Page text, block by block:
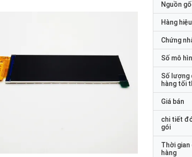
Nguồn
Hàng hiệu
Chứng
Số mô
Số lượng
hàng tối
Giá bán
chi tiết
gói
Thời gian
hàng